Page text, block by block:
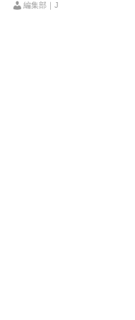
編集部｜J